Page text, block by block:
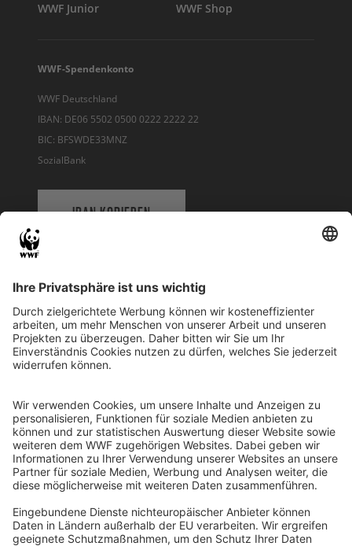
WWF Junior WWF Shop
WWF-Spendenkonto
WWF Deutschland
IBAN: DE06 5502 0500 0222 2222 22
BIC: BFSWDE33MNZ
SozialBank
IBAN KOPIEREN
WWF Deutschland
Reinhardtstr. 18
10117 Berlin
Ihre Spende kann steuerlich geltend gemacht werden
Registriert als Stiftung WWF Deutschland, Senatsverwaltung für
Justiz Berlin, Az: 3416/976/2
Umsatzsteuer-Identifikationsnummer: DE 114236103
Freistellungsbescheid: Als gemeinnützige Körperschaft befreit
von der Körperschaftssteuer gem. §5 I 9 KStg. unter der